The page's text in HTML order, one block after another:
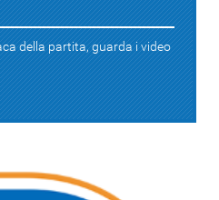
della partita, guarda i video